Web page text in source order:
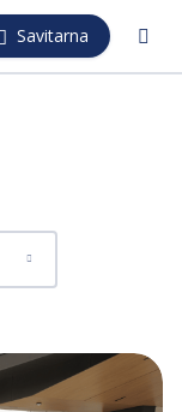
Savitarna